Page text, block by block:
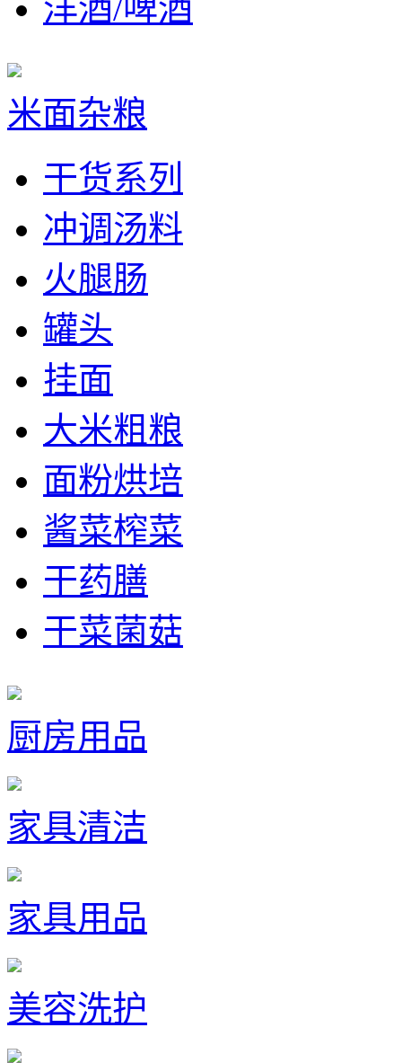
洋酒/啤酒
米面杂粮
干货系列
冲调汤料
火腿肠
罐头
挂面
大米粗粮
面粉烘培
酱菜榨菜
干药膳
干菜菌菇
厨房用品
家具清洁
家具用品
美容洗护